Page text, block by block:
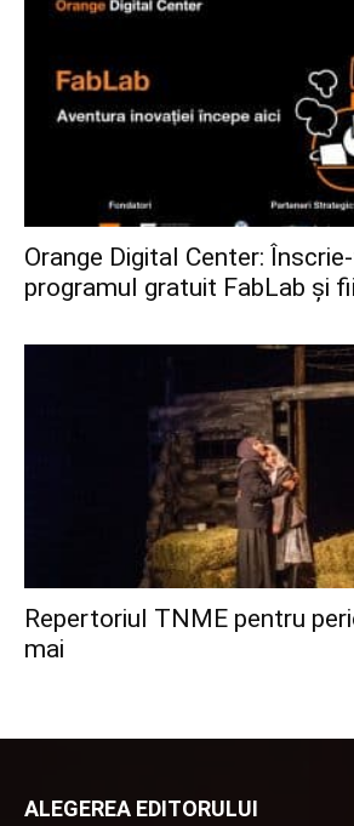
Orange Digital Center:
programul gratuit FabLab și
Repertoriul TNME pentru
mai
ALEGEREA EDITORULUI